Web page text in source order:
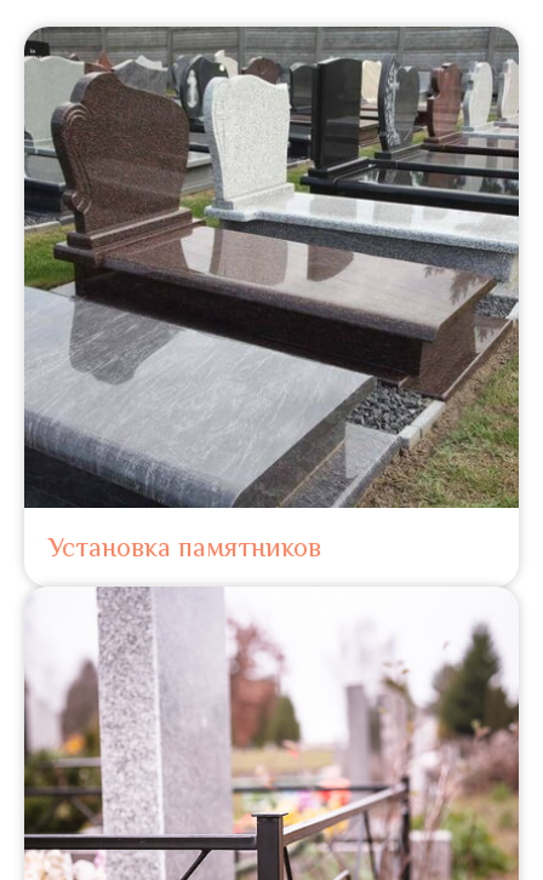
Установка памятников